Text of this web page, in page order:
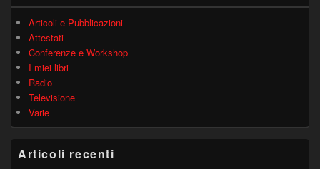
Articoli e Pubblicazioni
Attestati
Conferenze e Workshop
I miei libri
Radio
Televisione
Varie
Articoli recenti